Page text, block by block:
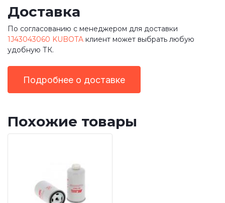
Доставка
По согласованию с менеджером для доставки
1J43043060 KUBOTA клиент может выбрать любую
удобную ТК.
Подробнее о доставке
Похожие товары